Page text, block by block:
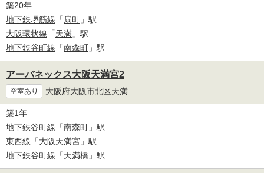
築20年
地下鉄堺筋線 「 扇町 」駅
大阪環状線 「天満 」駅
地下鉄谷町線 「南森町 」駅
アーバネックス大阪天満宮2
空室あり 大阪府大阪市北区天満
築1年
地下鉄谷町線 「南森町 」駅
東西線 「大阪天満宮 」駅
地下鉄谷町線 「天満橋 」駅